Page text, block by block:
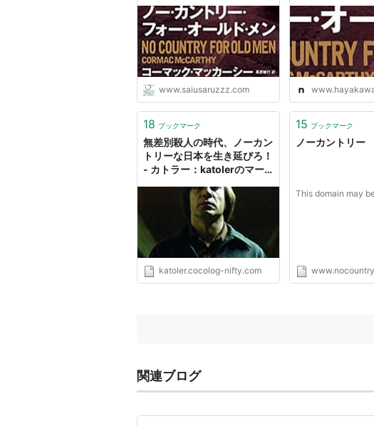
原作
血と暴力の国 (扶桑社ミス
作者:コーマック・マッカーシ
扶桑社
2007/08/28
メディア:文庫
クリック: 182回
この商品を含むブログ (123件)
No Country for Old Men
International)
作者:
出版社/メーカー:
発売日:2007/10/09
メディア:
ペーパーバック
購入: 1人クリック: 19回
ながら語りたい。 - うさるの
厨二病な読書日記
www.saiusaruzzz.com
ー・カントリー
ールド・メン』
Books &
18 ブックマーク
無差別殺人の時代、ノーカン
トリーな日本を生き延びろ！
- カトラー：katolerのマー
katoler.cocolog-nifty.com
15 ブックマーク
ノーカントリー
This domain may
関連ブログ